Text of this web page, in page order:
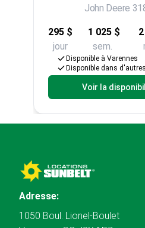
John Deere
295 $
jour
1 025 $
sem.
Disponible à Varennes
Disponible dans
Voir la
Adresse:
1050 Boul. Lionel-Boulet